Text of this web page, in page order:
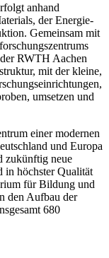
anhand
der Energie-
Gemeinsam mit
RWTH Aachen
mit der kleine,
umsetzen und
einer modernen
und Europa
zukünftig neue
in höchster Qualität
für Bildung und
den Aufbau der
680